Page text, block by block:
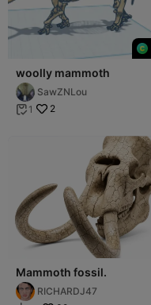
woolly mammoth
SawZNLou
 1 2
Mammoth fossil.
RICHARDJ47